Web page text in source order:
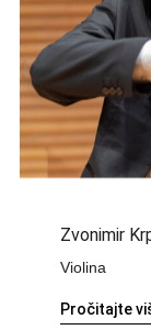
Zvonimir
Violina
Pročitajte